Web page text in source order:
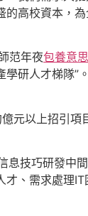
的高校資本，
范年夜包養意思
研人才梯隊”
元以上招引項
息技巧研發中
才、需求處理